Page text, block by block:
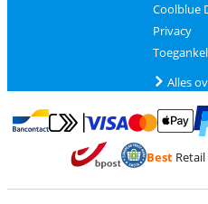
Coolblue
Privacy
Alles
Betalen met Bancontact
Betalen met MasterCard en
BestRetail